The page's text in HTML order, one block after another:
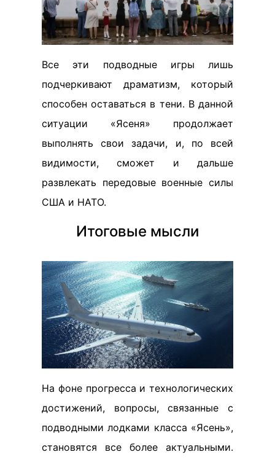
Все эти подводные игры лишь
подчеркивают драматизм, который
способен оставаться в тени. В данной
ситуации «Ясеня» продолжает
выполнять свои задачи, и, по всей
видимости, сможет и дальше
развлекать передовые военные силы
США и НАТО.
Итоговые мысли
На фоне прогресса и технологических
достижений, вопросы, связанные с
подводными лодками класса «Ясень»,
становятся все более актуальными.